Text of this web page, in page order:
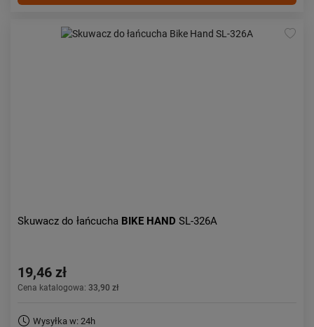
Skuwacz do łańcucha BIKE HAND SL-326A
19,46 zł
Cena katalogowa: 33,90 zł
Wysyłka w: 24h